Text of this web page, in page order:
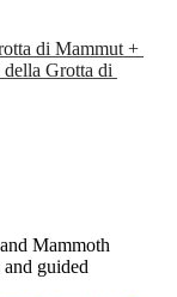
di Mammut +
Grotta di
Mammoth
guided